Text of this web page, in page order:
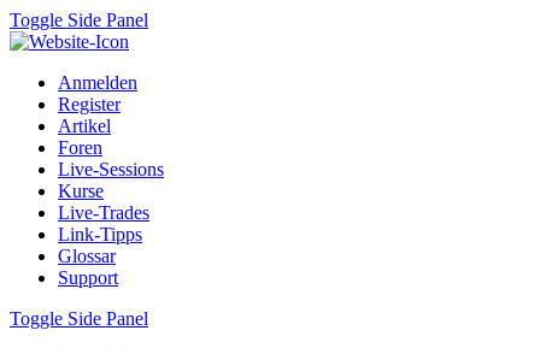
Toggle Side Panel
Anmelden
Register
Artikel
Foren
Live-Sessions
Kurse
Live-Trades
Link-Tipps
Glossar
Support
Toggle Side Panel